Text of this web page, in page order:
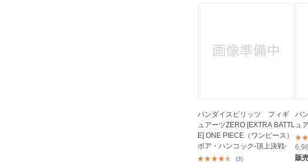
バンダイスピリッツ フィギ
ュアーツZERO [EXTRA BATTL
E] ONE PIECE（ワンピース）
ボア・ハンコック-頂上決戦-
(3)
バ
ュ
販